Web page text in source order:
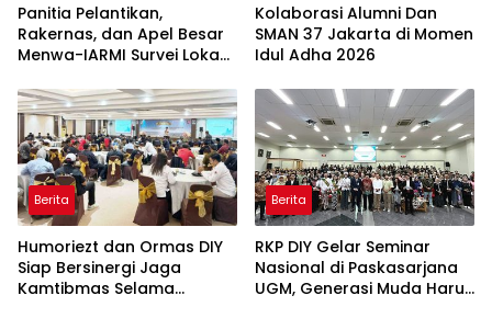
Panitia Pelantikan,
Rakernas, dan Apel Besar
Menwa-IARMI Survei Lokasi
Kolaborasi Alumni Dan
SMAN 37 Jakarta di Momen
Idul Adha 2026
Berita
Humoriezt dan Ormas DIY
Siap Bersinergi Jaga
Kamtibmas Selama
Berita
RKP DIY Gelar Seminar
Nasional di Paskasarjana
UGM, Generasi Muda Harus